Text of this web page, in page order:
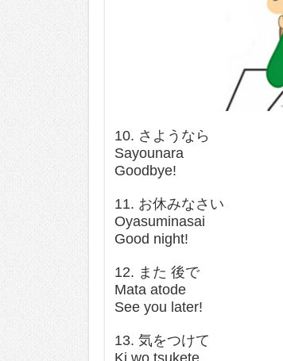
10. さようなら
Sayounara
Goodbye!
11. お休みなさい
Oyasuminasai
Good night!
12. また 後で
Mata atode
See you later!
13. 気をつけて